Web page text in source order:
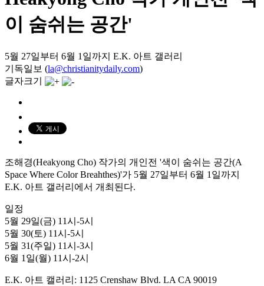
이 숨쉬는 공간'
5월 27일부터 6월 1일까지 E.K. 아트 갤러리
기독일보 (la@christianitydaily.com)
글자크기
조해경(Heakyong Cho) 작가의 개인전 '색이 숨쉬는 공간(A
Space Where Color Breahthes)'가 5월 27일부터 6월 1일까지
E.K. 아트 갤러리에서 개최된다.
일정
5월 29일(금) 11시-5시
5월 30(토) 11시-5시
5월 31(주일) 11시-3시
6월 1일(월) 11시-2시
E.K. 아트 캘러리: 1125 Crenshaw Blvd. LA CA 90019